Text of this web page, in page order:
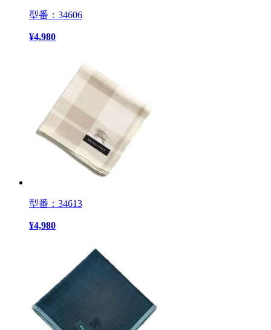
型番：34606
¥4,980
型番：34613
¥4,980